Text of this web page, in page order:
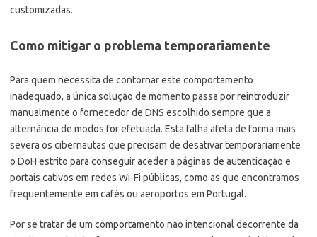
customizadas.
Como mitigar o problema temporariamente
Para quem necessita de contornar este comportamento
inadequado, a única solução de momento passa por reintroduzir
manualmente o fornecedor de DNS escolhido sempre que a
alternância de modos for efetuada. Esta falha afeta de forma mais
severa os cibernautas que precisam de desativar temporariamente
o DoH estrito para conseguir aceder a páginas de autenticação e
portais cativos em redes Wi-Fi públicas, como as que encontramos
frequentemente em cafés ou aeroportos em Portugal.
Por se tratar de um comportamento não intencional decorrente da